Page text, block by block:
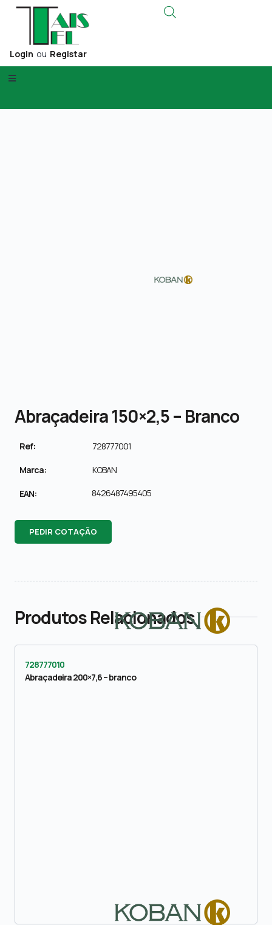
Login ou Registar
Abraçadeira 150×2,5 – Branco
Ref: 728777001
Marca: KOBAN
EAN: 8426487495405
PEDIR COTAÇÃO
Produtos Relacionados
728777010
Abraçadeira 200×7,6 – branco